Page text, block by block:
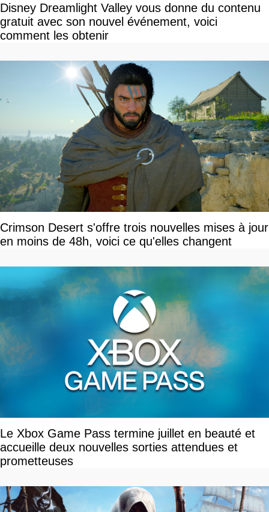
Disney Dreamlight Valley vous donne du contenu
gratuit avec son nouvel événement, voici
comment les obtenir
Crimson Desert s'offre trois nouvelles mises à jour
en moins de 48h, voici ce qu'elles changent
Le Xbox Game Pass termine juillet en beauté et
accueille deux nouvelles sorties attendues et
prometteuses